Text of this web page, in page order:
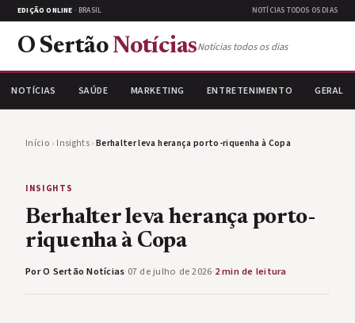
EDIÇÃO ONLINE · BRASIL NOTÍCIAS TODOS OS DIAS
O Sertão NotíciasNotícias todos os dias
NOTÍCIAS SAÚDE MARKETING ENTRETENIMENTO GERAL
Início › Insights›Berhalter leva herança porto-riquenha à Copa
INSIGHTS
Berhalter leva herança porto-
riquenha à Copa
Por O Sertão Notícias·07 de julho de 2026·2 min de leitura